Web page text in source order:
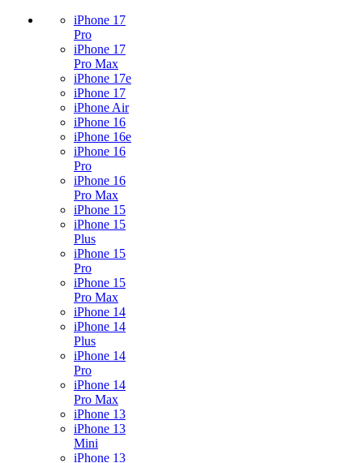
iPhone 17
Pro
iPhone 17
Pro Max
iPhone 17e
iPhone 17
iPhone Air
iPhone 16
iPhone 16e
iPhone 16
Pro
iPhone 16
Pro Max
iPhone 15
iPhone 15
Plus
iPhone 15
Pro
iPhone 15
Pro Max
iPhone 14
iPhone 14
Plus
iPhone 14
Pro
iPhone 14
Pro Max
iPhone 13
iPhone 13
Mini
iPhone 13